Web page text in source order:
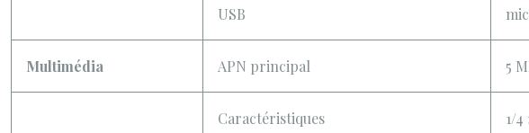
USB
Multimédia APN principal 5
Caractéristiques 1/